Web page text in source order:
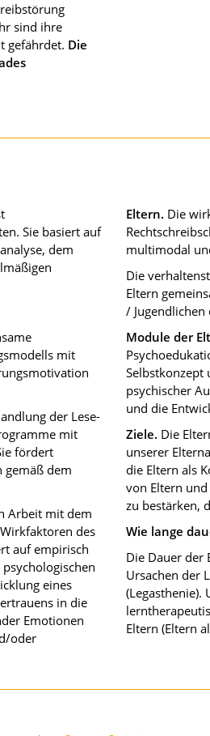
sind ihre
gefährdet. Die
Sie basiert auf
dem
mit
der Lese-
mit
fördert
gemäß dem
Arbeit mit dem
des
auf empirisch
eines
in die
Emotionen
oder
Eltern. Die
multimodal
Die
Eltern
/
Module der
Selbstkonzept
psychischer
und die
Ziele. Die
unserer
die Eltern als
von Eltern
zu bestärken,
Wie lange
Die Dauer der
Ursachen der
(Legasthenie).
Eltern (Eltern